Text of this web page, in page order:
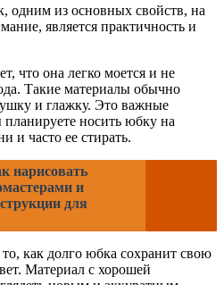
одним из основных свойств, на
является практичность и
что она легко моется и не
Такие материалы обычно
и глажку. Это важные
носить юбку на
и часто ее стирать.
нарисовать
и
для
как долго юбка сохранит свою
Материал с хорошей